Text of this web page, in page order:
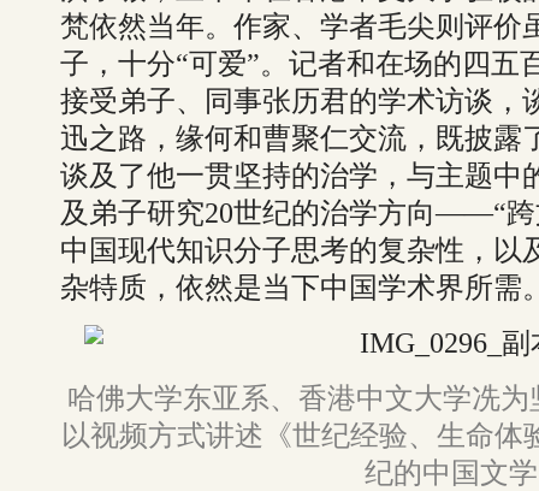
梵依然当年。作家、学者毛尖则评价
子，十分“可爱”。记者和在场的四五
接受弟子、同事张历君的学术访谈，
迅之路，缘何和曹聚仁交流，既披露
谈及了他一贯坚持的治学，与主题中
及弟子研究20世纪的治学方向——“
中国现代知识分子思考的复杂性，以
杂特质，依然是当下中国学术界所需
哈佛大学东亚系、香港中文大学冼
以视频方式讲述《世纪经验、生命
纪的中国文